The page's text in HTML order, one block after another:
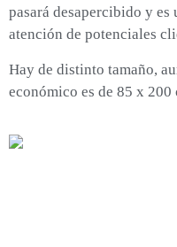
pasará desapercibido y
atención de potenciales
Hay de distinto tamaño,
económico es de 85 x 200